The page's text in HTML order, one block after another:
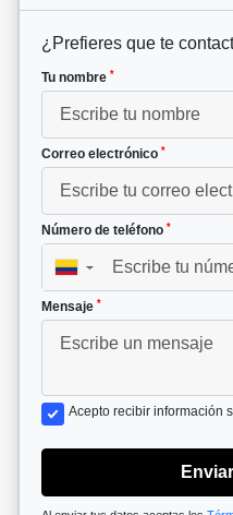
¿Prefieres que te
Tu nombre *
Correo electrónico *
Número de teléfono *
▼
Mensaje *
Acepto recibir información